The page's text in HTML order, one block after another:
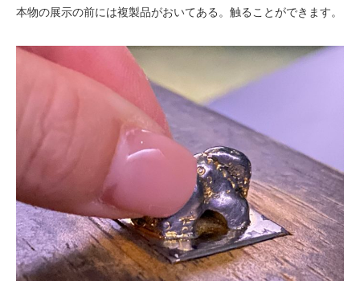
本物の展示の前には複製品がおいてある。触ることができます。